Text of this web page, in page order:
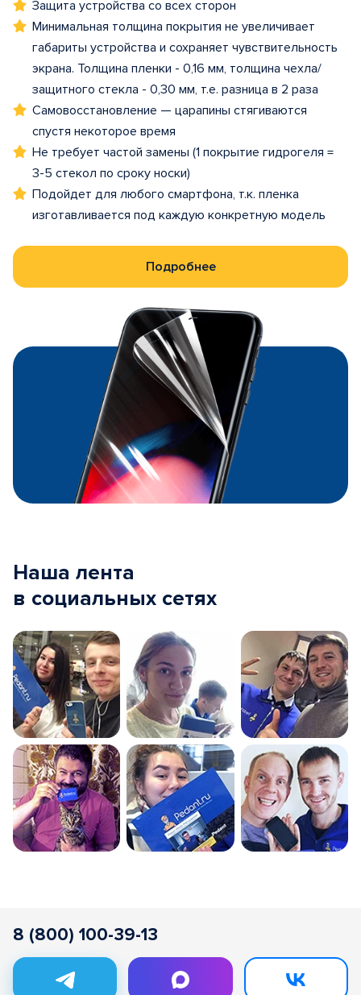
Защита устройства со всех сторон
Минимальная толщина покрытия не увеличивает
габариты устройства и сохраняет чувствительность
экрана. Толщина пленки - 0,16 мм, толщина чехла/
защитного стекла - 0,30 мм, т.е. разница в 2 раза
Самовосстановление — царапины стягиваются
спустя некоторое время
Не требует частой замены (1 покрытие гидрогеля =
3-5 стекол по сроку носки)
Подойдет для любого смартфона, т.к. пленка
изготавливается под каждую конкретную модель
Подробнее
Наша лента
в социальных сетях
8 (800) 100-39-13